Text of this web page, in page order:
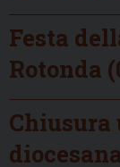
Festa
Rotonda